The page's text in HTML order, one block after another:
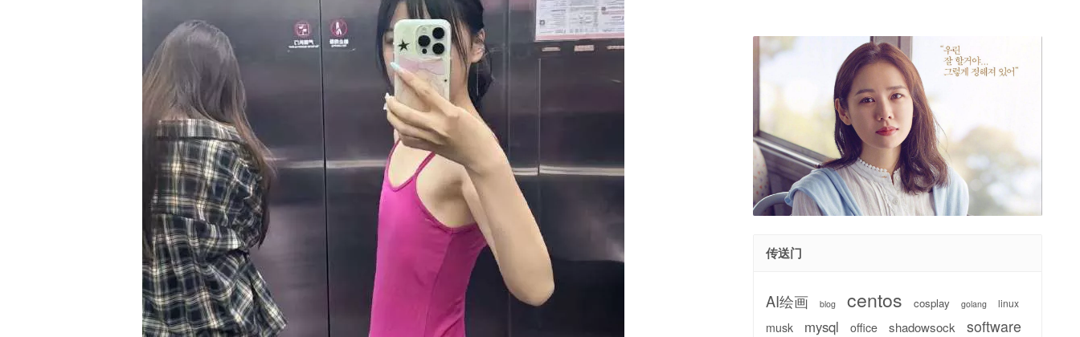
传送门
AI绘画 blog centos cosplay golang linux
musk mysql office shadowsock software